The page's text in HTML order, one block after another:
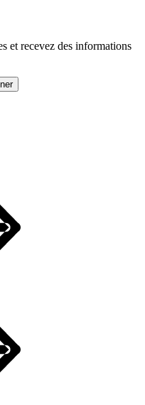
et recevez des informations